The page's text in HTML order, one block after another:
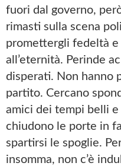
fuori dal governo,
rimasti sulla scena
promettergli fedeltà e
all’eternità. Perinde
disperati. Non hanno
partito. Cercano
amici dei tempi belli
chiudono le porte in
spartirsi le spoglie.
insomma, non c’è